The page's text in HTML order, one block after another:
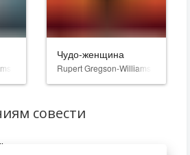
Чудо-женщина
Rupert Gregson-Williams
совести